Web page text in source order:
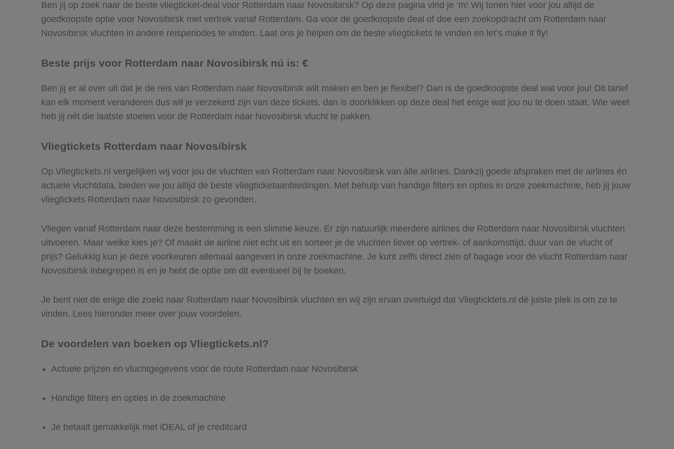
Ben jij op zoek naar de beste vliegticket-deal voor Rotterdam naar Novosibirsk? Op deze pagina vind je ‘m! Wij tonen hier voor jou altijd de
goedkoopste optie voor Novosibirsk met vertrek vanaf Rotterdam. Ga voor de goedkoopste deal of doe een zoekopdracht om Rotterdam naar
Novosibirsk vluchten in andere reisperiodes te vinden. Laat ons je helpen om de beste vliegtickets te vinden en let’s make it fly!
Beste prijs voor Rotterdam naar Novosibirsk nú is: €
Ben jij er al over uit dat je de reis van Rotterdam naar Novosibirsk wilt maken en ben je flexibel? Dan is de goedkoopste deal wat voor jou! Dit tarief
kan elk moment veranderen dus wil je verzekerd zijn van deze tickets, dan is doorklikken op deze deal het enige wat jou nu te doen staat. Wie weet
heb jij nét die laatste stoelen voor de Rotterdam naar Novosibirsk vlucht te pakken.
Vliegtickets Rotterdam naar Novosibirsk
Op Vliegtickets.nl vergelijken wij voor jou de vluchten van Rotterdam naar Novosibirsk van álle airlines. Dankzij goede afspraken met de airlines én
actuele vluchtdata, bieden we jou altijd de beste vliegticketaanbiedingen. Met behulp van handige filters en opties in onze zoekmachine, heb jij jouw
vliegtickets Rotterdam naar Novosibirsk zo gevonden.
Vliegen vanaf Rotterdam naar deze bestemming is een slimme keuze. Er zijn natuurlijk meerdere airlines die Rotterdam naar Novosibirsk vluchten
uitvoeren. Maar welke kies je? Of maakt de airline niet echt uit en sorteer je de vluchten liever op vertrek- of aankomsttijd, duur van de vlucht of
prijs? Gelukkig kun je deze voorkeuren allemaal aangeven in onze zoekmachine. Je kunt zelfs direct zien of bagage voor de vlucht Rotterdam naar
Novosibirsk inbegrepen is en je hebt de optie om dit eventueel bij te boeken.
Je bent niet de enige die zoekt naar Rotterdam naar Novosibirsk vluchten en wij zijn ervan overtuigd dat Vliegticktets.nl dé juiste plek is om ze te
vinden. Lees hieronder meer over jouw voordelen.
De voordelen van boeken op Vliegtickets.nl?
Actuele prijzen en vluchtgegevens voor de route Rotterdam naar Novosibirsk
Handige filters en opties in de zoekmachine
Je betaalt gemakkelijk met iDEAL of je creditcard